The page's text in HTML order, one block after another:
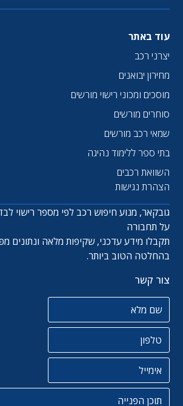
עוד באתר
יצרני רכב
מחירון יבואנים
מוסכים ומכוני רישוי מורשים
סוחרים מורשים
שמאי רכב מורשים
בתי ספר ללימוד נהיגה
השוואת רכבים
הצהרת נגישות
גובקאר, מנוע חיפוש רכב לפי מספר רישוי
על תחבורה
תקבלו מידע עדכני, שקיפות מלאה ונתונים
בהחלטה הטוב ביותר.
צור קשר
טלפון